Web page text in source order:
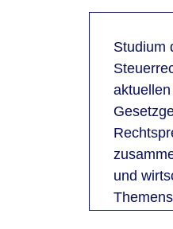
Studium
und